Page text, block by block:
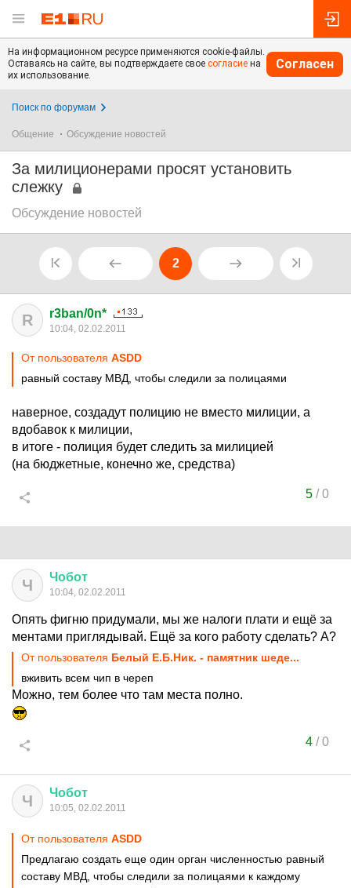
На информационном ресурсе применяются cookie-файлы.
Оставаясь на сайте, вы подтверждаете свое согласие на
их использование.
Согласен
Поиск по форумам
Общение Обсуждение новостей
За милиционерами просят установить
слежку
Обсуждение новостей
2
R r3ban/0n*
10:04, 02.02.2011
От пользователя ASDD
равный составу МВД, чтобы следили за полицаями
наверное, создадут полицию не вместо милиции, а
вдобавок к милиции,
в итоге - полиция будет следить за милицией
(на бюджетные, конечно же, средства)
5/0
Ч Чобот
10:04, 02.02.2011
Опять фигню придумали, мы же налоги плати и ещё за
ментами приглядывай. Ещё за кого работу сделать? А?
От пользователя Белый Е.Б.Ник. - памятник шеде...
вживить всем чип в череп
Можно, тем более что там места полно.
4/0
Ч Чобот
10:05, 02.02.2011
От пользователя ASDD
Предлагаю создать еще один орган численностью равный
составу МВД, чтобы следили за полицаями к каждому